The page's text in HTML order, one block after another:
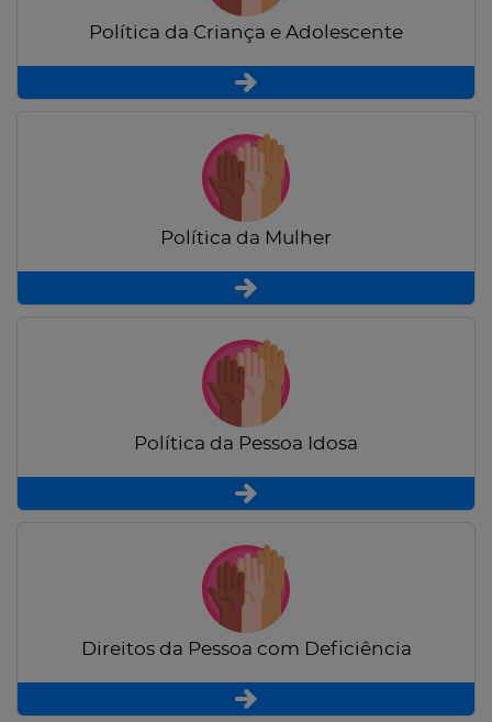
Política da Criança e Adolescente
Política da Mulher
Política da Pessoa Idosa
Direitos da Pessoa com Deficiência